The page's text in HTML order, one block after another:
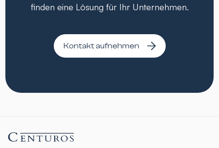
finden eine Lösung für Ihr Unternehmen.
Kontakt aufnehmen